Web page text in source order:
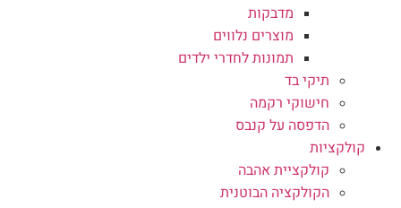
מדבקות
מוצרים נלווים
תמונות לחדרי ילדים
תיקי בד
חישוקי רקמה
הדפסה על קנבס
קולקציות
קולקציית אהבה
הקולקציה הבוטנית